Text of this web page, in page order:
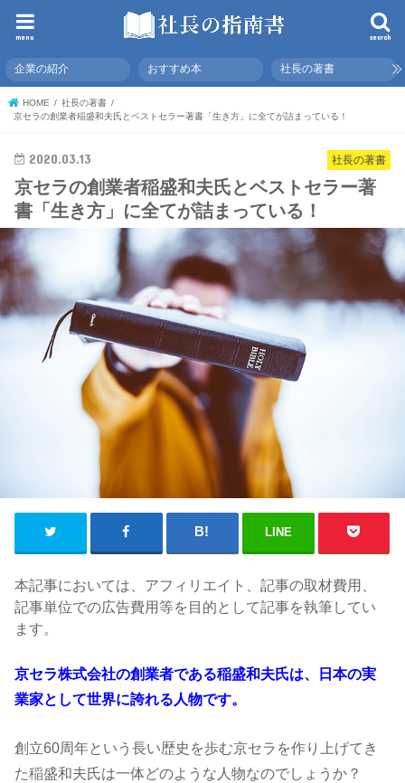
search
menu
企業の紹介 おすすめ本 社長の著書
HOME
社長の著書
京セラの創業者稲盛和夫氏とベストセラー著書「生き方」に全てが詰まっている！
社長の著書
2020.03.13
京セラの創業者稲盛和夫氏とベストセラー著
書「生き方」に全てが詰まっている！
LINE
本記事においては、アフィリエイト、記事の取材費用、
記事単位での広告費用等を目的として記事を執筆してい
ます。
京セラ株式会社の創業者である稲盛和夫氏は、日本の実
業家として世界に誇れる人物です。
創立60周年という長い歴史を歩む京セラを作り上げてき
た稲盛和夫氏は一体どのような人物なのでしょうか？